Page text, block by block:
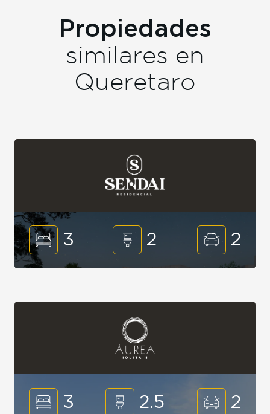
Propiedades
similares en
Queretaro
3 2 2
3 2.5 2